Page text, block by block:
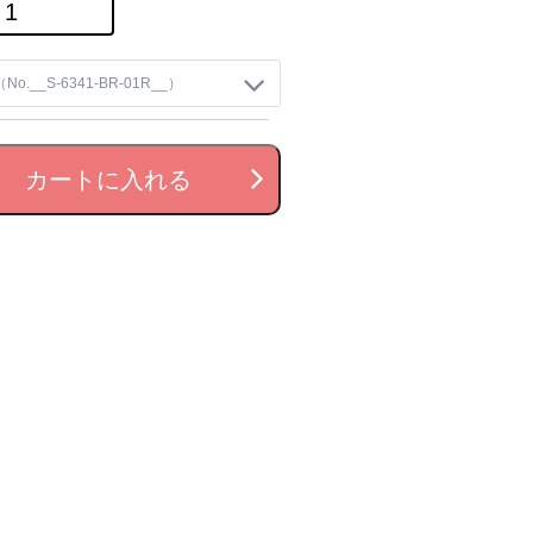
カートに入れる